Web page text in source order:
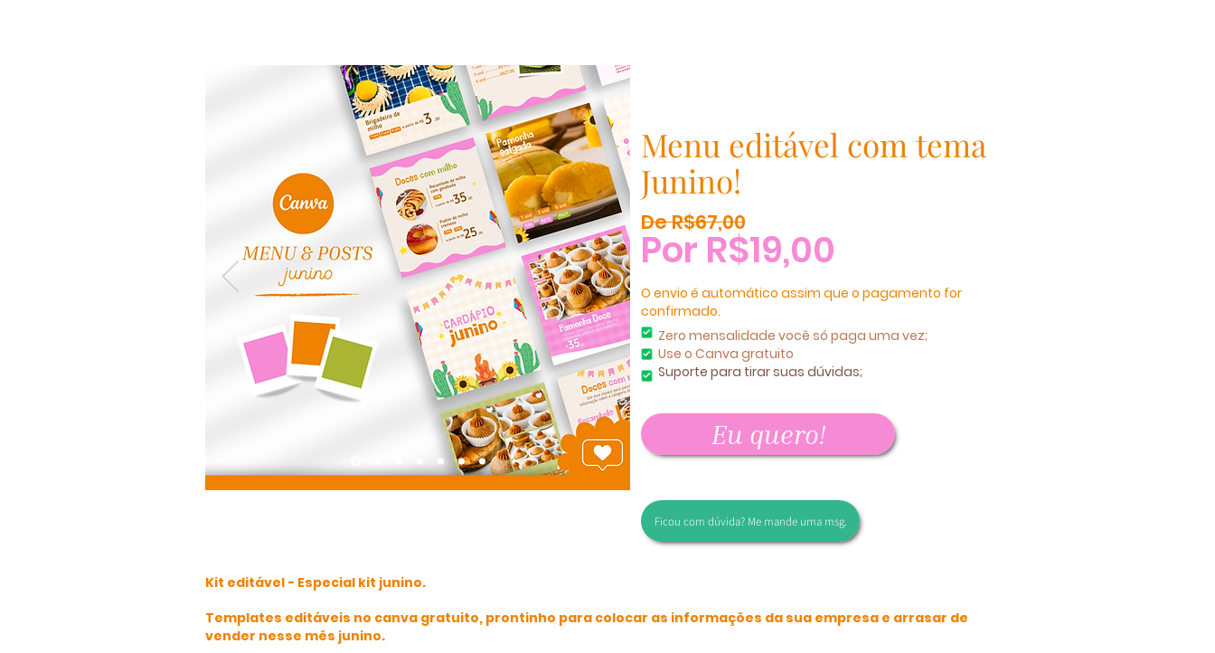
Menu editável com tema
Junino!
De R$67,00
Por R$19,00
O envio é automático assim que o pagamento for
confirmado.
Zero mensalidade você só paga uma vez;
Use o Canva gratuito
Suporte para tirar suas dúvidas;
Eu quero!
Ficou com dúvida? Me mande uma msg.
Kit editável - Especial kit junino.
Templates editáveis no canva gratuito, prontinho para colocar as informações da sua empresa e arrasar de
vender nesse mês junino.